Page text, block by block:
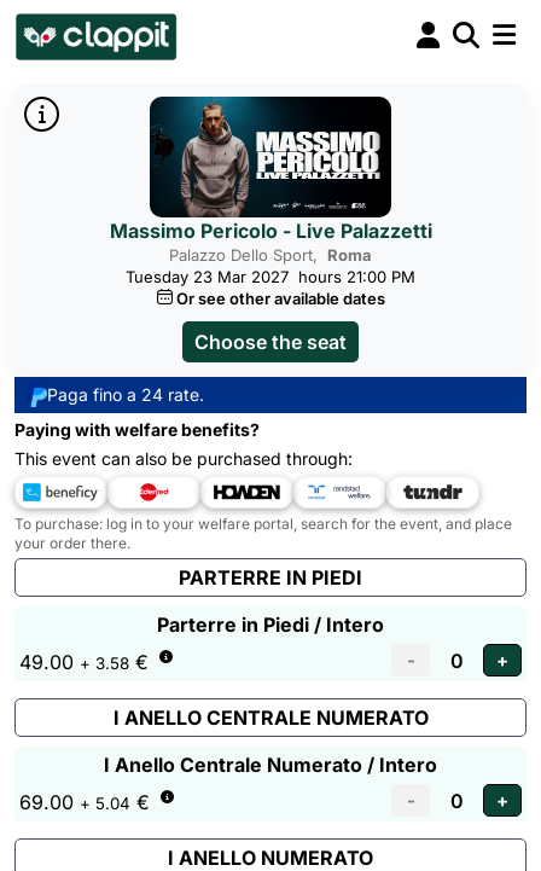
Massimo Pericolo - Live Palazzetti
Palazzo Dello Sport, Roma
Tuesday 23 Mar 2027 hours 21:00 PM
Or see other available dates
Choose the seat
Paga fino a 24 rate.
Paying with welfare benefits?
This event can also be purchased through:
To purchase: log in to your welfare portal, search for the event, and place
your order there.
PARTERRE IN PIEDI
Parterre in Piedi / Intero
49.00 + 3.58 €
I ANELLO CENTRALE NUMERATO
I Anello Centrale Numerato / Intero
69.00 + 5.04 €
I ANELLO NUMERATO